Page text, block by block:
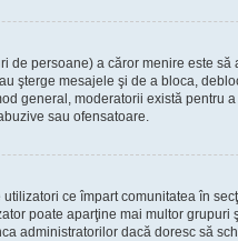
de persoane) a căror menire este
şterge mesajele şi de a bloca,
general, moderatorii există pentru
sau ofensatoare.
ce împart comunitatea în
poate aparţine mai multor grupuri
administratorilor dacă doresc să